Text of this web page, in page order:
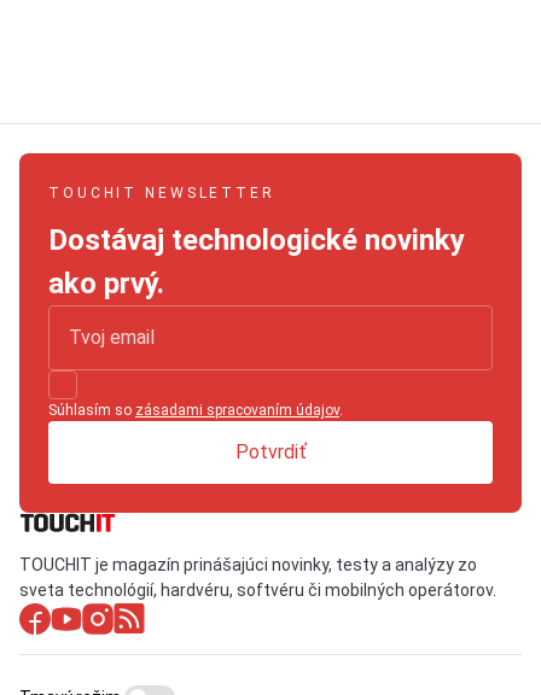
TOUCHIT NEWSLETTER
Dostávaj technologické novinky
ako prvý.
Súhlasím so zásadami spracovaním údajov.
Potvrdiť
TOUCHIT je magazín prinášajúci novinky, testy a analýzy zo
sveta technológií, hardvéru, softvéru či mobilných operátorov.